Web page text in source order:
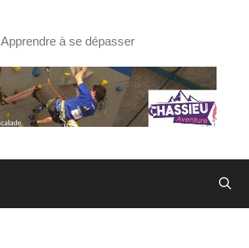
Apprendre à se dépasser